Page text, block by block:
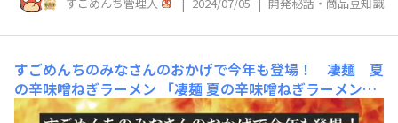
すごめんちのみなさんのおかげで今年も登場！ 凄麺 夏
の辛味噌ねぎラーメン
「凄麺 夏の辛味噌ねぎラーメン」
が今年の夏、パワーアップして帰ってきます!!!どこがパワ